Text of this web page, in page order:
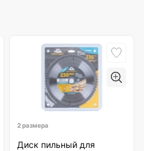
2 размера
Диск пильный для